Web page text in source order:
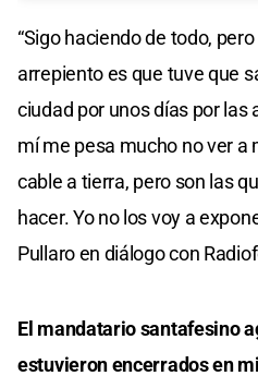
“Sigo haciendo de todo,
arrepiento es que tuve que
ciudad por unos días por las
mí me pesa mucho no ver a
cable a tierra, pero son las
hacer. Yo no los voy a
Pullaro en diálogo con
El mandatario santafesino
estuvieron encerrados en